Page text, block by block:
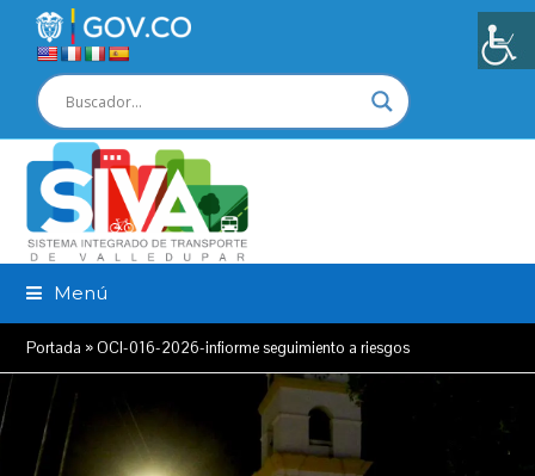
Menú
Portada »OCI-016-2026-infiorme seguimiento a riesgos